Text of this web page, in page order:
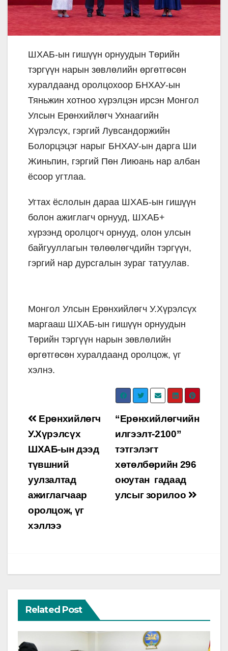
ШХАБ-ын гишүүн орнуудын Төрийн
тэргүүн нарын зөвлөлийн өргөтгөсөн
хуралдаанд оролцохоор БНХАУ-ын
Тяньжин хотноо хүрэлцэн ирсэн Монгол
Улсын Ерөнхийлөгч Ухнаагийн
Хүрэлсүх, гэргий Лувсандоржийн
Болорцэцэг нарыг БНХАУ-ын дарга Ши
Жиньпин, гэргий Пөн Лиюань нар албан
ёсоор угтлаа.
Угтах ёслолын дараа ШХАБ-ын гишүүн
болон ажиглагч орнууд, ШХАБ+
хүрээнд оролцогч орнууд, олон улсын
байгууллагын төлөөлөгчдийн тэргүүн,
гэргий нар дурсгалын зураг татуулав.
Монгол Улсын Ерөнхийлөгч У.Хүрэлсүх
маргааш ШХАБ-ын гишүүн орнуудын
Төрийн тэргүүн нарын зөвлөлийн
өргөтгөсөн хуралдаанд оролцож, үг
хэлнэ.
Post
navigation
“Ерөнхийлөгчийн
илгээлт-2100”
тэтгэлэгт
хөтөлбөрийн 296
оюутан гадаад
улсыг зорилоо
Ерөнхийлөгч
У.Хүрэлсүх
ШХАБ-ын дээд
түвшний
уулзалтад
ажиглагчаар
оролцож, үг
хэллээ
Related Post